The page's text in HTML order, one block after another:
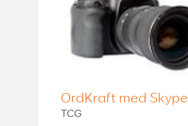
OrdKraft med Skype
TCG